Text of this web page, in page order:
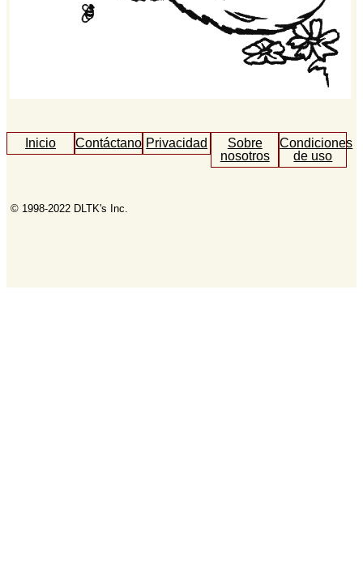
Inicio ContáctanosPrivacidad
Sobre
nosotros
Condiciones
de uso
© 1998-2022 DLTK's Inc.